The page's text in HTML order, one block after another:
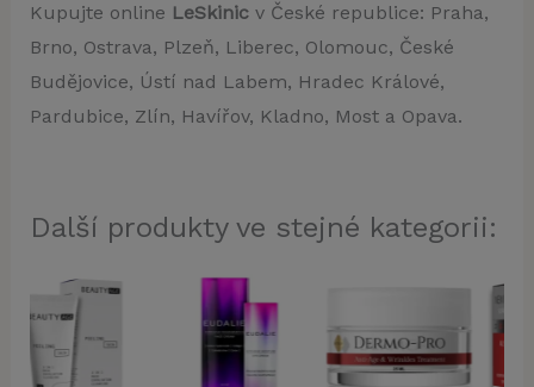
Kupujte online LeSkinicv České republice: Praha,
Brno, Ostrava, Plzeň, Liberec, Olomouc, České
Budějovice, Ústí nad Labem, Hradec Králové,
Pardubice, Zlín, Havířov, Kladno, Most a Opava.
Další produkty ve stejné kategorii: